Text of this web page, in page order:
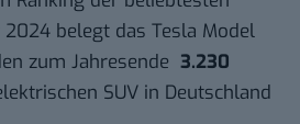
belegt das Tesla Model
zum Jahresende 3.230
SUV in Deutschland